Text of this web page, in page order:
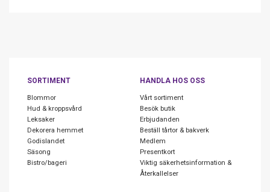
SORTIMENT
Blommor
Hud & kroppsvård
Leksaker
Dekorera hemmet
Godislandet
Säsong
Bistro/bageri
HANDLA HOS OSS
Vårt sortiment
Besök butik
Erbjudanden
Beställ tårtor & bakverk
Medlem
Presentkort
Viktig säkerhetsinformation &
Återkallelser